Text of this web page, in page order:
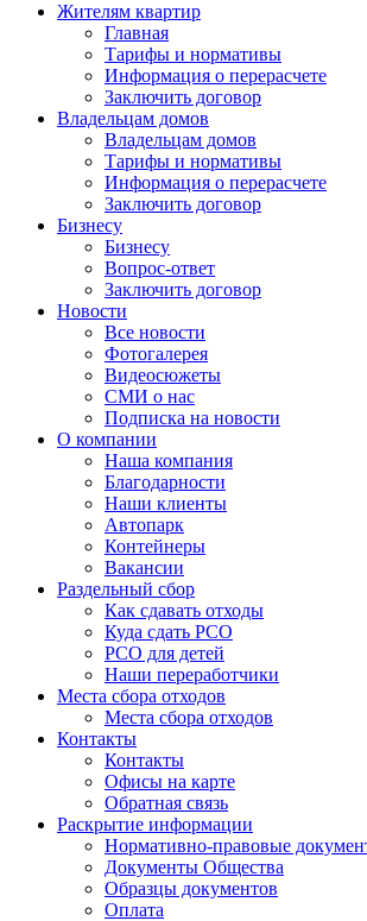
Жителям квартир
Главная
Тарифы и нормативы
Информация о перерасчете
Заключить договор
Владельцам домов
Владельцам домов
Тарифы и нормативы
Информация о перерасчете
Заключить договор
Бизнесу
Бизнесу
Вопрос-ответ
Заключить договор
Новости
Все новости
Фотогалерея
Видеосюжеты
СМИ о нас
Подписка на новости
О компании
Наша компания
Благодарности
Наши клиенты
Автопарк
Контейнеры
Вакансии
Раздельный сбор
Как сдавать отходы
Куда сдать РСО
РСО для детей
Наши переработчики
Места сбора отходов
Места сбора отходов
Контакты
Контакты
Офисы на карте
Обратная связь
Раскрытие информации
Нормативно-правовые
Документы Общества
Образцы документов
Оплата